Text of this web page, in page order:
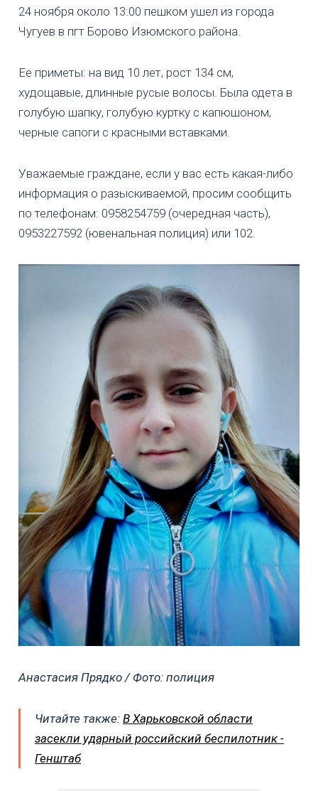
24 ноября около 13:00 пешком ушел из города
Чугуев в пгт Борово Изюмского района.
Ее приметы: на вид 10 лет, рост 134 см,
худощавые, длинные русые волосы. Была одета в
голубую шапку, голубую куртку с капюшоном,
черные сапоги с красными вставками.
Уважаемые граждане, если у вас есть какая-либо
информация о разыскиваемой, просим сообщить
по телефонам: 0958254759 (очередная часть),
0953227592 (ювенальная полиция) или 102.
Анастасия Прядко / Фото: полиция
Читайте также: В Харьковской области
засекли ударный российский беспилотник -
Генштаб